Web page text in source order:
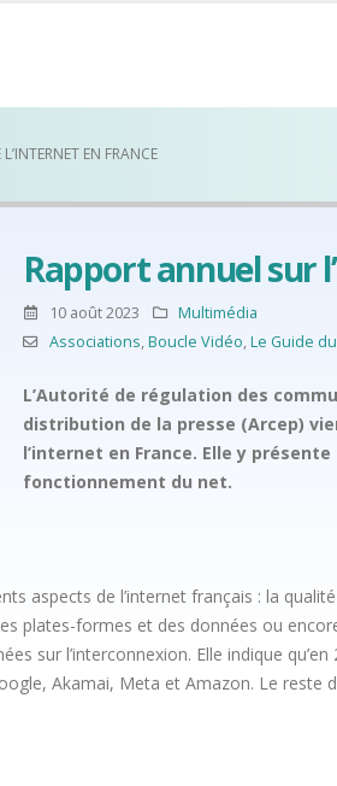
EN FRANCE
Rapport annuel sur
10 août 2023
Multimédia
Associations,Boucle Vidéo,Le Guide
L’Autorité de régulation des
distribution de la presse (Arcep)
l’internet en France. Elle y
fonctionnement du net.
aspects de l’internet français : la
plates-formes et des données ou
sur l’interconnexion. Elle indique
Akamai, Meta et Amazon. Le reste